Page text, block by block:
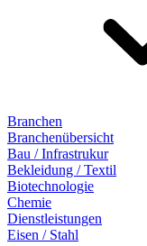
Branchen
Branchenübersicht
Bau / Infrastrukur
Bekleidung / Textil
Biotechnologie
Chemie
Dienstleistungen
Eisen / Stahl